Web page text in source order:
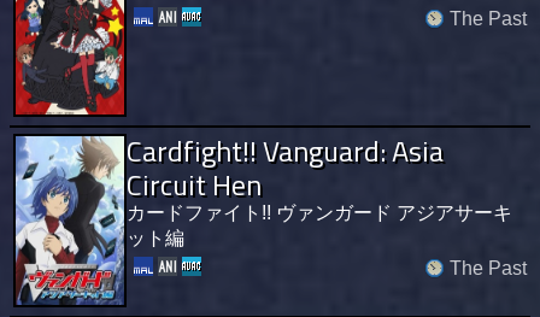
The Past
Cardfight!! Vanguard: Asia
Circuit Hen
カードファイト!! ヴァンガード アジアサーキ
ット編
The Past